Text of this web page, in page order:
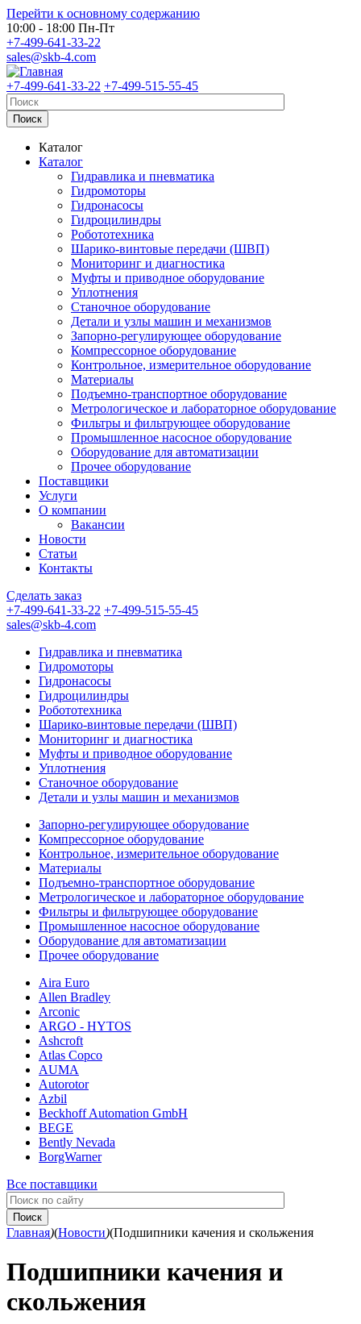
Перейти к основному содержанию
10:00 - 18:00 Пн-Пт
+7-499-641-33-22
sales@skb-4.com
+7-499-641-33-22 +7-499-515-55-45
Каталог
Каталог
Гидравлика и пневматика
Гидромоторы
Гидронасосы
Гидроцилиндры
Робототехника
Шарико-винтовые передачи (ШВП)
Мониторинг и диагностика
Муфты и приводное оборудование
Уплотнения
Станочное оборудование
Детали и узлы машин и механизмов
Запорно-регулирующее оборудование
Компрессорное оборудование
Контрольное, измерительное оборудование
Материалы
Подъемно-транспортное оборудование
Метрологическое и лабораторное оборудование
Фильтры и фильтрующее оборудование
Промышленное насосное оборудование
Оборудование для автоматизации
Прочее оборудование
Поставщики
Услуги
О компании
Вакансии
Новости
Статьи
Контакты
Сделать заказ
+7-499-641-33-22 +7-499-515-55-45
sales@skb-4.com
Гидравлика и пневматика
Гидромоторы
Гидронасосы
Гидроцилиндры
Робототехника
Шарико-винтовые передачи (ШВП)
Мониторинг и диагностика
Муфты и приводное оборудование
Уплотнения
Станочное оборудование
Детали и узлы машин и механизмов
Запорно-регулирующее оборудование
Компрессорное оборудование
Контрольное, измерительное оборудование
Материалы
Подъемно-транспортное оборудование
Метрологическое и лабораторное оборудование
Фильтры и фильтрующее оборудование
Промышленное насосное оборудование
Оборудование для автоматизации
Прочее оборудование
Aira Euro
Allen Bradley
Arconic
ARGO - HYTOS
Ashcroft
Atlas Copco
AUMA
Autorotor
Azbil
Beckhoff Automation GmbH
BEGE
Bently Nevada
BorgWarner
Все поставщики
Главная)(Новости)(Подшипники качения и скольжения
Подшипники качения и
скольжения